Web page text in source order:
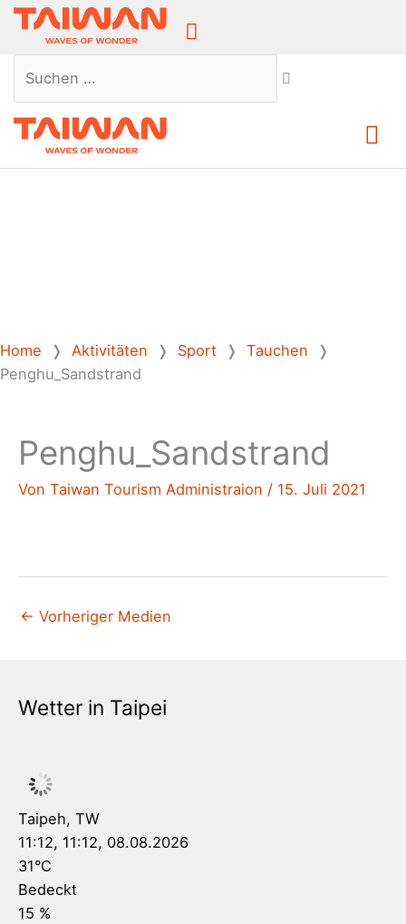
Above
Suchen …
Home ❭ Aktivitäten ❭ Sport ❭ Tauchen ❭
Penghu_Sandstrand
Penghu_Sandstrand
Von Taiwan Tourism Administraion / 15. Juli 2021
← Vorheriger Medien
Wetter in Taipei
Taipeh, TW
11:12, 11:12, 08.08.2026
31°C
Bedeckt
15 %